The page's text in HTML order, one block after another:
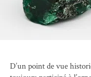
D’un point de vue